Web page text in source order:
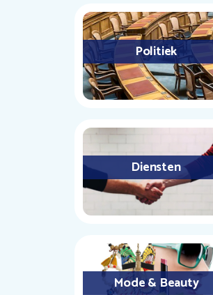
Politiek
Diensten
Mode & Beauty